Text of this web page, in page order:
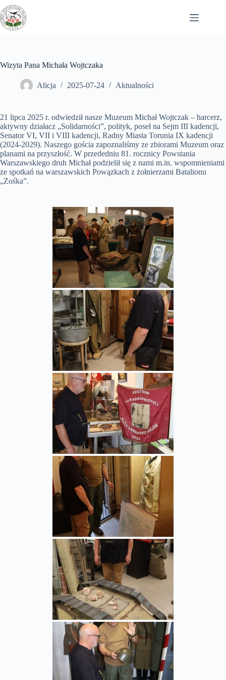
Przejdź
do
treści
Wizyta Pana Michała Wojtczaka
Alicja 2025-07-24 Aktualności
21 lipca 2025 r. odwiedził nasze Muzeum Michał Wojtczak – harcerz,
aktywny działacz „Solidarności”, polityk, poseł na Sejm III kadencji,
Senator VI, VII i VIII kadencji, Radny Miasta Torunia IX kadencji
(2024-2029). Naszego gościa zapoznaliśmy ze zbiorami Muzeum oraz
planami na przyszłość. W przededniu 81. rocznicy Powstania
Warszawskiego druh Michał podzielił się z nami m.in. wspomnieniami
ze spotkań na warszawskich Powązkach z żołnierzami Batalionu
„Zośka”.